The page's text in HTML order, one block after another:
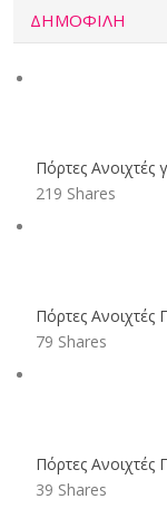
ΔΗΜΟΦΙΛΉ
Πόρτες Ανοιχτές
219 Shares
Πόρτες
79 Shares
Πόρτες Ανοιχτές
39 Shares